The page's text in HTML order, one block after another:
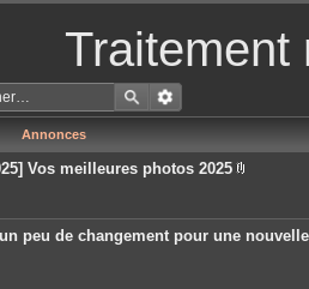
Traitement
Annonces
Vos meilleures photos 2025
c
e
peu de changement pour une nouvelle